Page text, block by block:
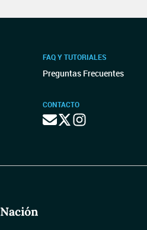
FAQ Y TUTORIALES
Preguntas Frecuentes
CONTACTO